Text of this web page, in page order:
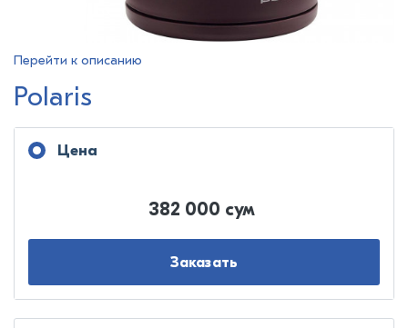
Перейти к описанию
Polaris
Цена
382 000 сум
Заказать